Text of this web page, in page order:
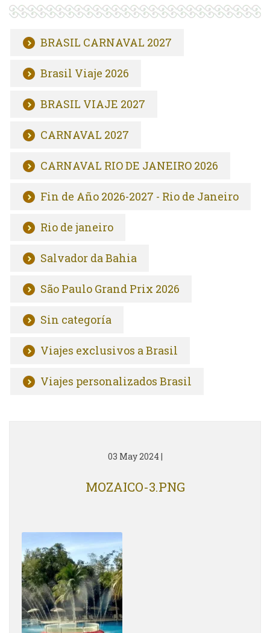
BRASIL CARNAVAL 2027
Brasil Viaje 2026
BRASIL VIAJE 2027
CARNAVAL 2027
CARNAVAL RIO DE JANEIRO 2026
Fin de Año 2026-2027 - Rio de Janeiro
Rio de janeiro
Salvador da Bahia
São Paulo Grand Prix 2026
Sin categoría
Viajes exclusivos a Brasil
Viajes personalizados Brasil
03 May 2024 |
MOZAICO-3.PNG